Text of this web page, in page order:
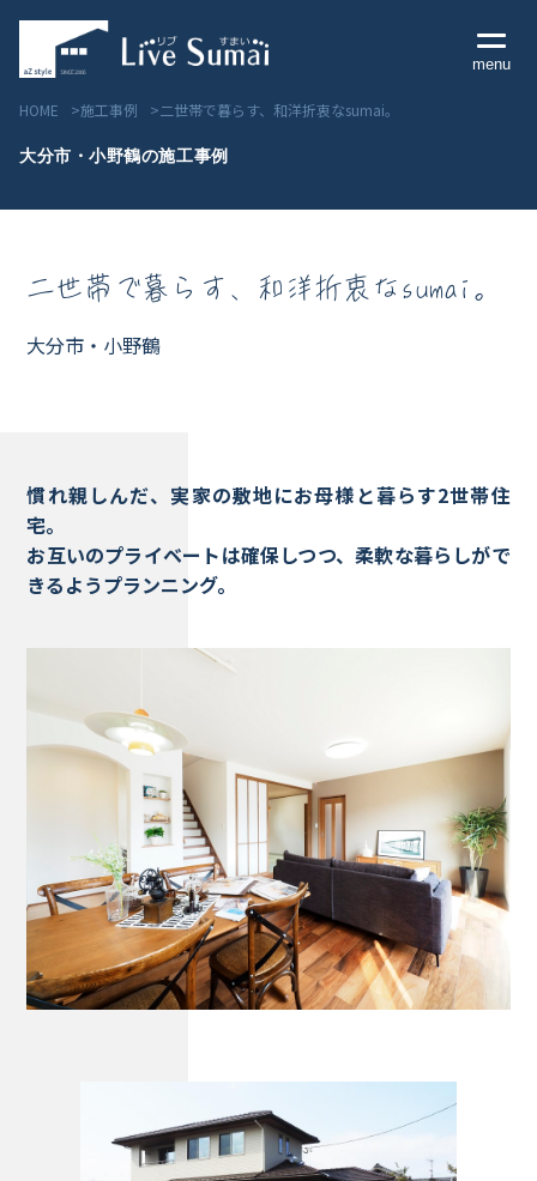
menu
Livesumai 住宅標準性能
Livesumai 家づくりの流れ
見学会／モデルハウス情報
物件情報
Works - 施工実績
完成案内
よくいただくご質問
お役立ちコラム
会社情報
スタッフ紹介
会社概要
HOME 施工事例 二世帯で暮らす、和洋折衷なsumai。
大分市・小野鶴の施工事例
二世帯で暮らす、和洋折衷なsumai。
大分市・小野鶴
慣れ親しんだ、実家の敷地にお母様と暮らす2世帯住
宅。
お互いのプライベートは確保しつつ、柔軟な暮らしがで
きるようプランニング。